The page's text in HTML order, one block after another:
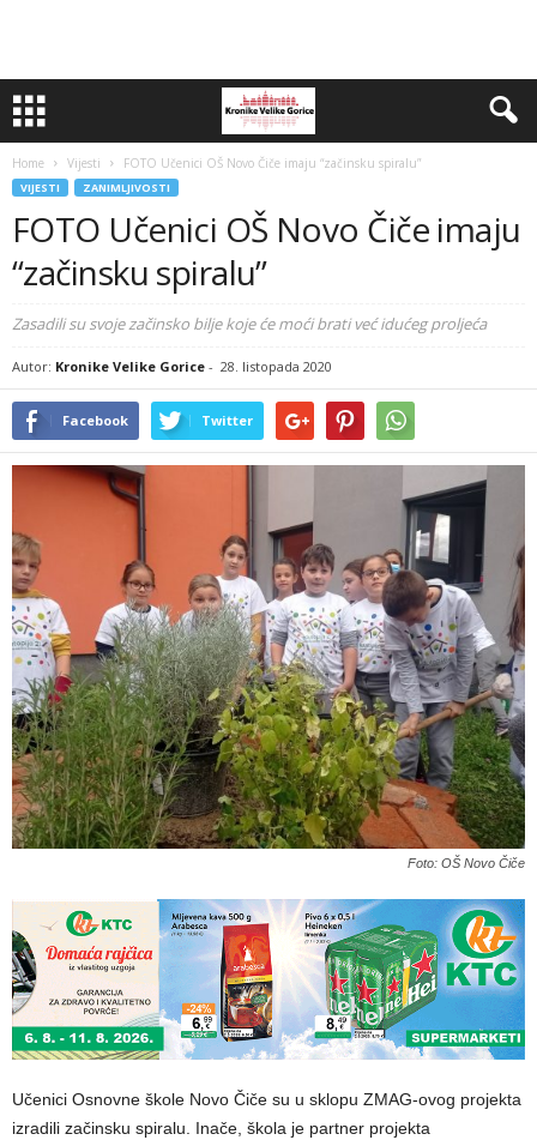
Home Vijesti FOTO Učenici OŠ Novo Čiče imaju “začinsku spiralu”
VIJESTI ZANIMLJIVOSTI
FOTO Učenici OŠ Novo Čiče imaju
“začinsku spiralu”
Zasadili su svoje začinsko bilje koje će moći brati već idućeg proljeća
Autor: Kronike Velike Gorice - 28. listopada 2020
Facebook Twitter
Foto: OŠ Novo Čiče
Učenici Osnovne škole Novo Čiče su u sklopu ZMAG-ovog projekta
izradili začinsku spiralu. Inače, škola je partner projekta